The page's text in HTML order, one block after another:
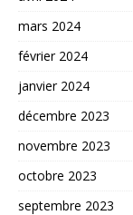
mars 2024
février 2024
janvier 2024
décembre 2023
novembre 2023
octobre 2023
septembre 2023